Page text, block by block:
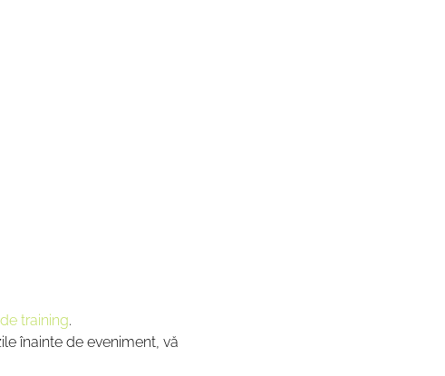
training.
înainte de eveniment, vă